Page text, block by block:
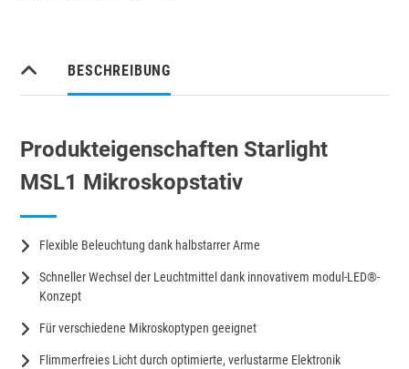
BESCHREIBUNG
Produkteigenschaften Starlight
MSL1 Mikroskopstativ
Flexible Beleuchtung dank halbstarrer Arme
Schneller Wechsel der Leuchtmittel dank innovativem modul-LED®-
Konzept
Für verschiedene Mikroskoptypen geeignet
Flimmerfreies Licht durch optimierte, verlustarme Elektronik